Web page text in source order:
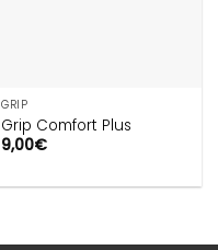
GRIP
Grip Comfort Plus
9,00€